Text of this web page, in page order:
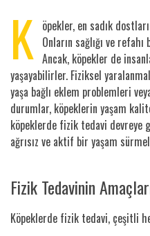
K öpekler, en sadık
Onların sağlığı ve
Ancak, köpekler de
yaşayabilirler. Fiziksel
yaşa bağlı eklem problemleri
durumlar, köpeklerin yaşam
köpeklerde fizik tedavi devreye
ağrısız ve aktif bir yaşam
Fizik Tedavinin
Köpeklerde fizik tedavi, çeşitli